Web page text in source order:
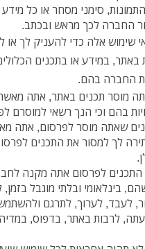
סימני מסחר או כל
החברה לכך מראש ובכתב.
שימוש אלה כדי להעניק לך או
באתר, במידע או בתכנים
החברה בהם.
אתה מוסר תכנים באתר, אתה
בהם וכי הנך רשאי למוסרם
שאתה מוסר לפרסום, אתה
לך למסור את התכנים
התכנים לפרסום אתה מקנה
בינלאומי ובלתי מוגבל
לעבד, לערוך, לתרגם
לרבות באתר, בדפוס,